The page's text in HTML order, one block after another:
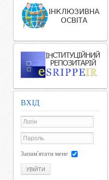
ВХІД
Запам'ятати мене
УВІЙТИ